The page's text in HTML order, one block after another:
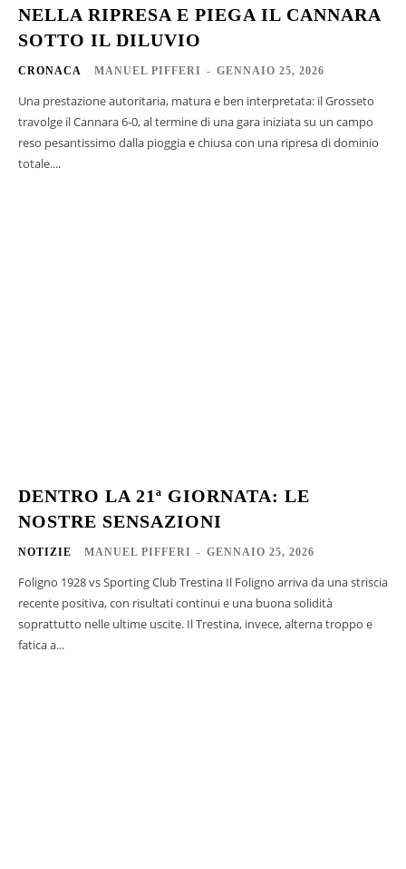
NELLA RIPRESA E PIEGA IL CANNARA
SOTTO IL DILUVIO
CRONACA MANUEL PIFFERI - GENNAIO 25, 2026
Una prestazione autoritaria, matura e ben interpretata: il Grosseto
travolge il Cannara 6-0, al termine di una gara iniziata su un campo
reso pesantissimo dalla pioggia e chiusa con una ripresa di dominio
totale....
DENTRO LA 21ª GIORNATA: LE
NOSTRE SENSAZIONI
NOTIZIE MANUEL PIFFERI - GENNAIO 25, 2026
Foligno 1928 vs Sporting Club Trestina Il Foligno arriva da una striscia
recente positiva, con risultati continui e una buona solidità
soprattutto nelle ultime uscite. Il Trestina, invece, alterna troppo e
fatica a...